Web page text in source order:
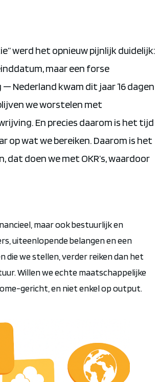
werd het opnieuw pijnlijk duidelijk:
maar een forse
Nederland kwam dit jaar 16 dagen
we worstelen met
En precies daarom is het tijd
op wat webereiken. Daarom is het
dat doen we met OKR’s, waardoor
maarook bestuurlijken
uiteenlopende belangen en een
die we stellen, verder reiken dan het
Willen we echte maatschappelijke
-gericht, en nietenkelop output.